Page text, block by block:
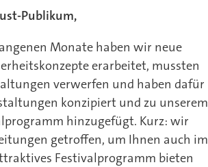
Publikum,
Monate haben wir neue
erarbeitet, mussten
verwerfen und haben dafür
konzipiert und zu unserem
hinzugefügt. Kurz: wir
getroffen, um Ihnen auch im
Festivalprogramm bieten